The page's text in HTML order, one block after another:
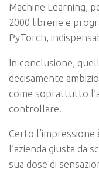
Machine Learning,
2000 librerie e
PyTorch,
In conclusione,
decisamente
come soprattutto
controllare.
Certo l’impressione
l’azienda giusta da
sua dose di